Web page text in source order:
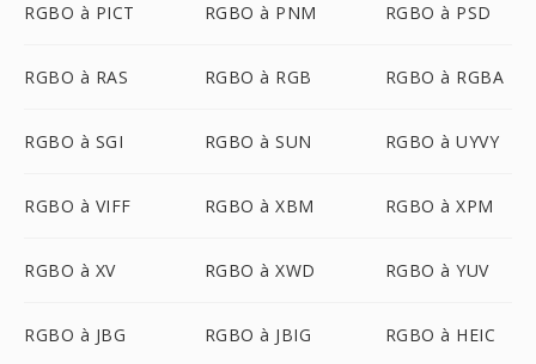
RGBO à PICT RGBO à PNM RGBO à PSD
RGBO à RAS RGBO à RGB RGBO à RGBA
RGBO à SGI RGBO à SUN RGBO à UYVY
RGBO à VIFF RGBO à XBM RGBO à XPM
RGBO à XV RGBO à XWD RGBO à YUV
RGBO à JBG RGBO à JBIG RGBO à HEIC